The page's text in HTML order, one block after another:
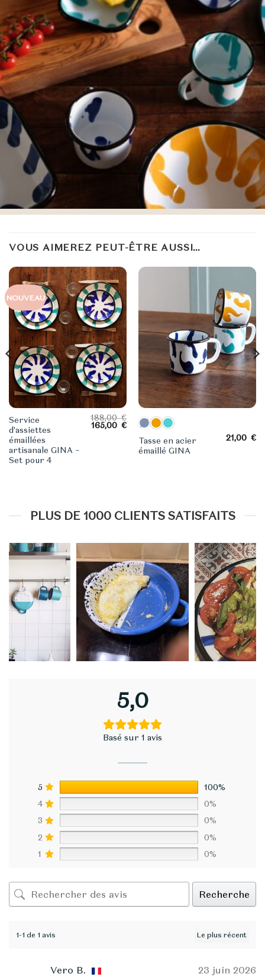
VOUS AIMEREZ PEUT-ÊTRE AUSSI…
NOUVEAU
Service
d’assiettes
émaillées
artisanale GINA –
Set pour 4
188,00€
Le
prix
165,00€Le
actuel
est :
165,00 €.
Tasse en acier
émaillé GINA
21,00€
:
€.
PLUS DE 1000 CLIENTS SATISFAITS
5,0
Basé sur 1 avis
5
100%
4
0%
3
0%
2
0%
1
0%
Recherche
1-1 de 1 avis
Vero B. 23 juin 2026